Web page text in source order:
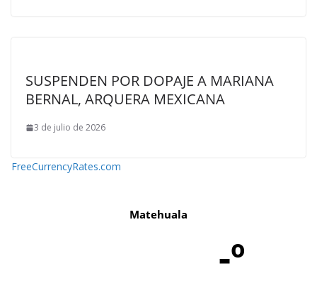
SUSPENDEN POR DOPAJE A MARIANA
BERNAL, ARQUERA MEXICANA
3 de julio de 2026
FreeCurrencyRates.com
Matehuala
-º